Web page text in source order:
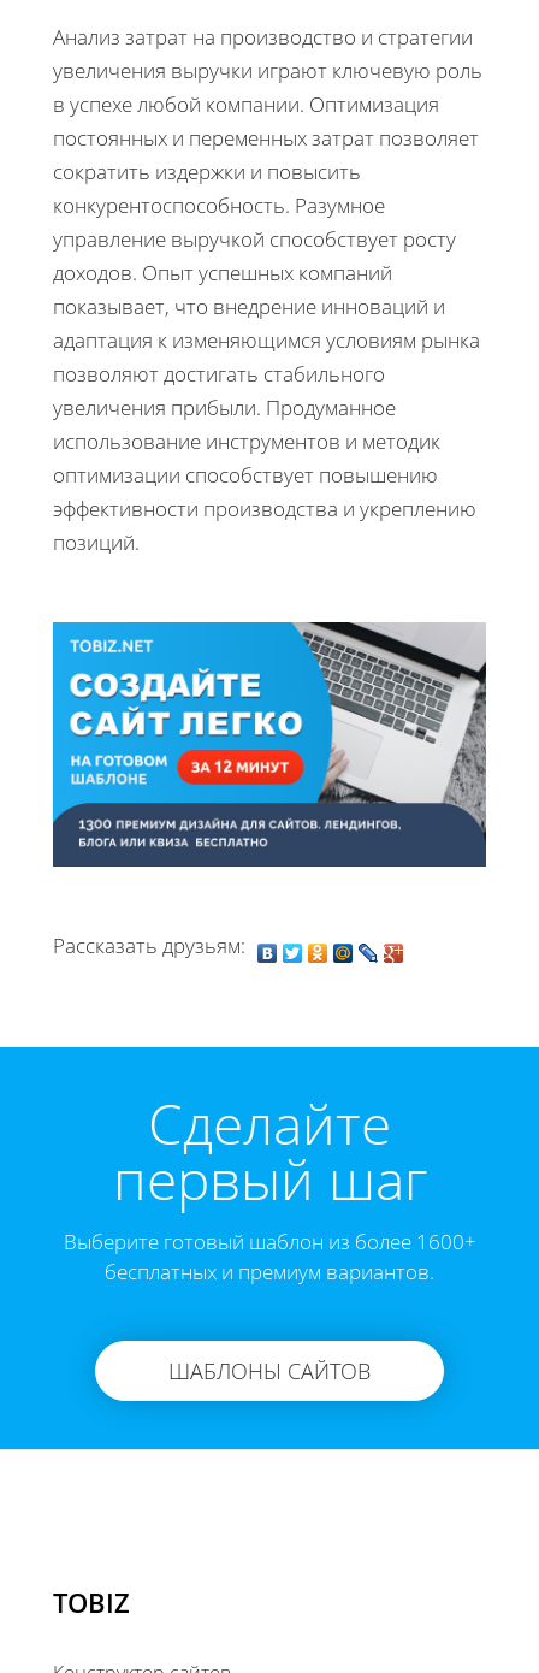
Анализ затрат на производство и стратегии
увеличения выручки играют ключевую роль
в успехе любой компании. Оптимизация
постоянных и переменных затрат позволяет
сократить издержки и повысить
конкурентоспособность. Разумное
управление выручкой способствует росту
доходов. Опыт успешных компаний
показывает, что внедрение инноваций и
адаптация к изменяющимся условиям рынка
позволяют достигать стабильного
увеличения прибыли. Продуманное
использование инструментов и методик
оптимизации способствует повышению
эффективности производства и укреплению
позиций.
Рассказать друзьям:
Cделайте
первый шаг
Выберите готовый шаблон из более 1600+
бесплатных и премиум вариантов.
ШАБЛОНЫ САЙТОВ
TOBIZ